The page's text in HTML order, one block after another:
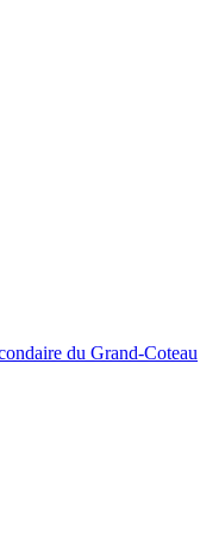
du Grand-Coteau